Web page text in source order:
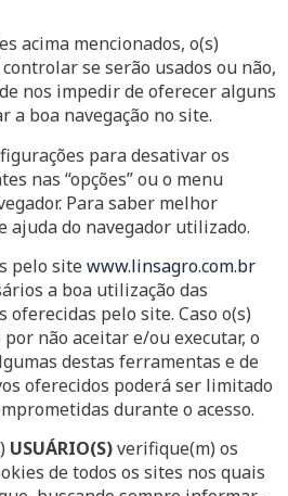
acima mencionados, o(s)
controlar se serão usados ou não,
nos impedir de oferecer alguns
a boa navegação no site.
para desativar os
nas “opções” ou o menu
Para saber melhor
ajuda do navegador utilizado.
pelo sitewww.linsagro.com.br
a boa utilização das
oferecidas pelo site. Caso o(s)
não aceitar e/ou executar, o
destas ferramentas e de
oferecidos poderá ser limitado
durante o acesso.
USUÁRIO(S)verifique(m) os
de todos os sites nos quais